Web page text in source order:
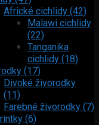
Africké cichlidy (42)
Malawi cichlidy
(22)
Tanganika
cichlidy (18)
(17)
Divoké živorodky
(11)
Farebné živorodky (7)
(6)